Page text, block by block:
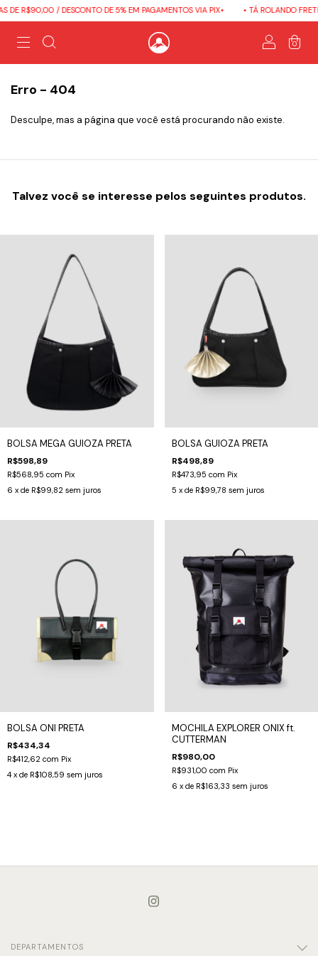
R$90,00 / DESCONTO DE 5% EM PAGAMENTOS VIA PIX• • TÁ ROLANDO
0
Erro - 404
Desculpe, mas a página que você está procurando não existe.
Talvez você se interesse pelos seguintes produtos.
BOLSA MEGA GUIOZA PRETA
R$598,89
R$568,95 com Pix
6 x de R$99,82 sem juros
BOLSA GUIOZA PRETA
R$498,89
R$473,95 com Pix
5 x de R$99,78 sem juros
BOLSA ONI PRETA
R$434,34
R$412,62 com Pix
4 x de R$108,59 sem juros
MOCHILA EXPLORER ONIX ft.
CUTTERMAN
R$980,00
R$931,00 com Pix
6 x de R$163,33 sem juros
DEPARTAMENTOS